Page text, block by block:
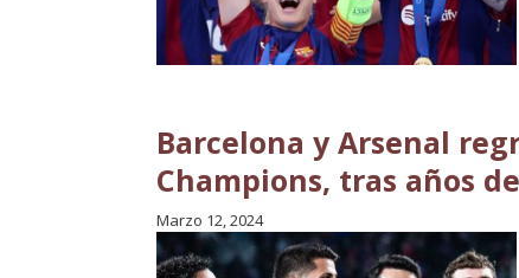
Barcelona y Arsenal
Champions, tras años
Marzo 12, 2024